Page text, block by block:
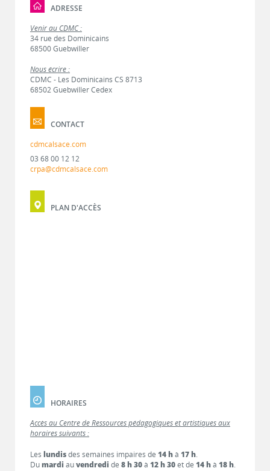
ADRESSE
Venir au CDMC :
34 rue des Dominicains
68500 Guebwiller
Nous écrire :
CDMC - Les Dominicains CS 8713
68502 Guebwiller Cedex
CONTACT
cdmcalsace.com
03 68 00 12 12
crpa@cdmcalsace.com
PLAN D'ACCÈS
HORAIRES
Accès au Centre de Ressources pédagogiques et artistiques aux
horaires suivants :
Les lundisdes semaines impaires de 14 hà 17 h.
Dumardi auvendredi de 8 h 30à 12 h 30et de 14 hà 18 h.